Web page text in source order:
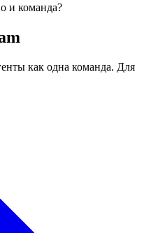
и команда?
как одна команда. Для